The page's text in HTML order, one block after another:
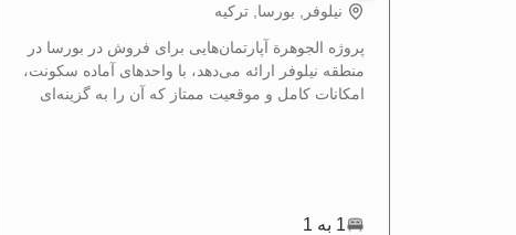
نيلوفر, بورسا, تركيه
پروژه الجوهرة آپارتمان‌هایی برای فروش در بورسا در
منطقه نیلوفر ارائه می‌دهد، با واحدهای آماده سکونت،
امکانات کامل و موقعیت ممتاز که آن را به گزینه‌ای
1 به 1